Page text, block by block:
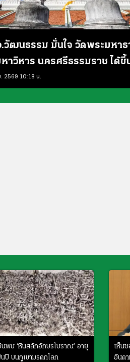
.วัฒนธรรม มั่นใจ วัดพระมหาธ
าวิหาร นครศรีธรรมราช ได้ขึ้
ยนมรดกโลก
. 2569 10:18 น.
นพบ ‘หินสลักอักษรโบราณ’ อายุ
ปี บนภูเขามรดกโลก
เห็น
อันด